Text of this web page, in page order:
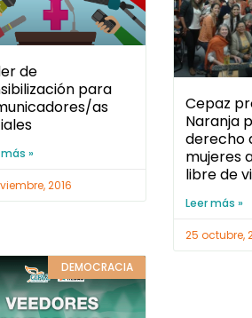
de
para
as
»
2016
Cepaz
Naranja
derecho
mujeres
libre de
Leer más »
25 octubre,
DEMOCRACIA